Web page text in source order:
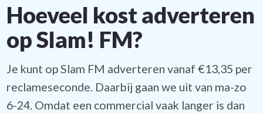
Hoeveel kost adverteren
op Slam! FM?
Je kunt op Slam FM adverteren vanaf €13,35 per
reclameseconde. Daarbij gaan we uit van ma-zo
6-24. Omdat een commercial vaak langer is dan